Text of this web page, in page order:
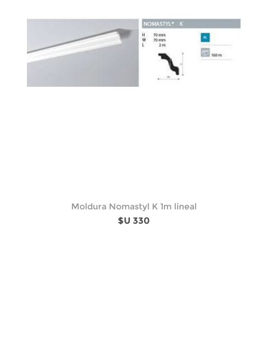
Moldura Nomastyl K 1m lineal
$U 330